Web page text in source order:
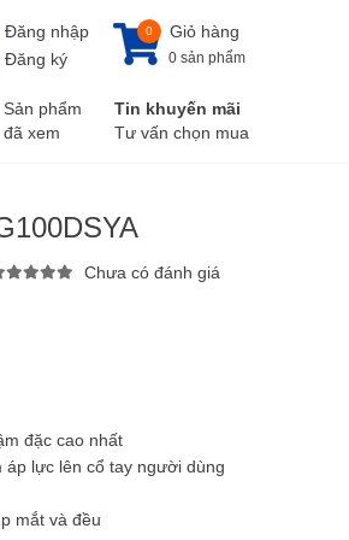
Đăng nhập
Đăng ký
Giỏ hàng
0
0 sản phẩm
Sản phẩm
đã xem
Tin khuyến mãi
Tư vấn chọn mua
Chưa có đánh giá
đặc cao nhất
lực lên cổ tay người dùng
mắt và đều